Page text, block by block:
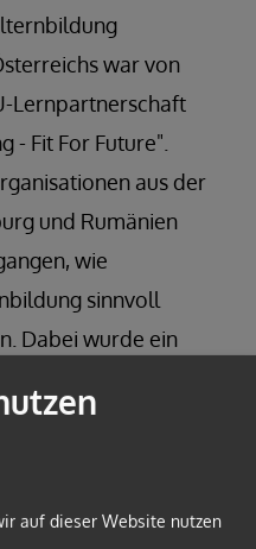
war von
Lernpartnerschaft
- Fit For Future".
aus der
und Rumänien
wie
sinnvoll
Dabei wurde ein
an und
auf dieser Website nutzen